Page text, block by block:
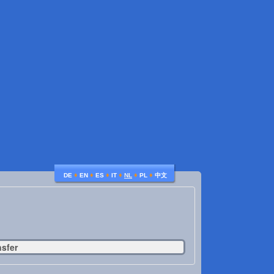
DE ♦ EN ♦ ES ♦ IT ♦ NL ♦ PL ♦ 中文